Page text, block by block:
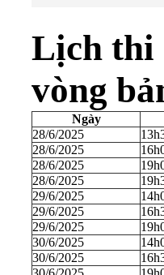
Lịch thi
vòng
Ngày
28/6/2025
28/6/2025
28/6/2025
28/6/2025
29/6/2025
29/6/2025
29/6/2025
30/6/2025
30/6/2025